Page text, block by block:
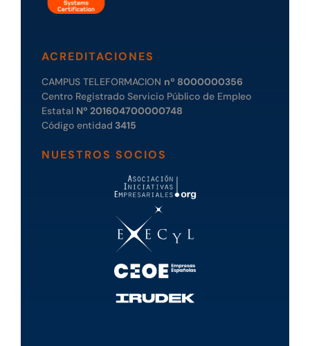
ACREDITACIONES
CAMPUS TELEFORMACION nº 8000000356
Centro Registrado Servicio Público de Empleo
Estatal Nº 201604700000748
Código entidad 3415
NUESTROS SOCIOS